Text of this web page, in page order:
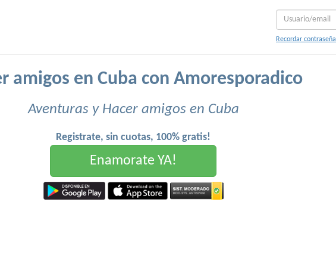
Recordar contraseña
amigos en Cuba con Amoresporadico
Aventuras y Hacer amigos en Cuba
Registrate, sin cuotas, 100% gratis!
Enamorate YA!